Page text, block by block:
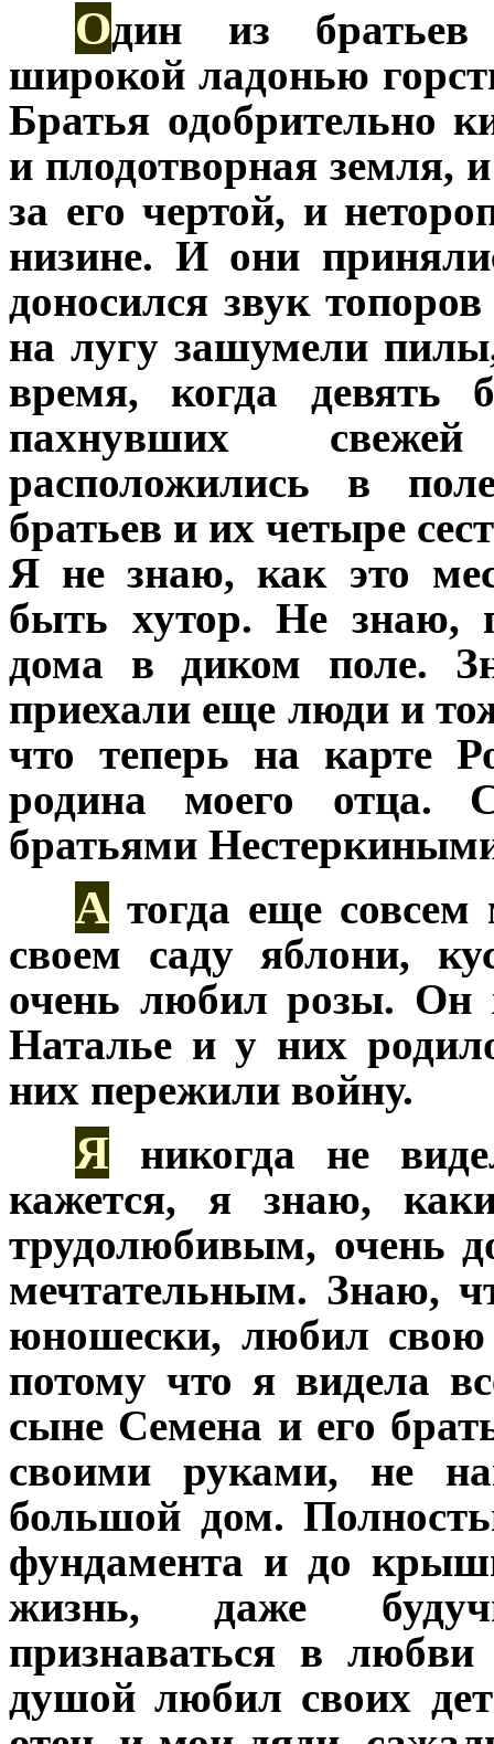
Один из братьев
широкой ладонью
Братья одобрительно
и плодотворная земля,
за его чертой, и
низине. И они
доносился звук
на лугу зашумели
время, когда девять
пахнувших
расположились в
братьев и их четыре
Я не знаю, как это
быть хутор. Не знаю,
дома в диком поле.
приехали еще люди и
что теперь на карте
родина моего отца.
братьями
А тогда еще
своем саду яблони,
очень любил розы. Он
Наталье и у них
них пережили войну.
Я никогда не
кажется, я знаю,
трудолюбивым, очень
мечтательным. Знаю,
юношески, любил
потому что я видела
сыне Семена и его
своими руками, не
большой дом.
фундамента и до
жизнь, даже
признаваться в
душой любил своих